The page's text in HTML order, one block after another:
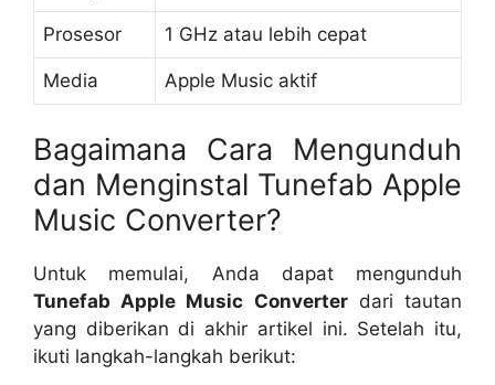
Prosesor 1 GHz atau lebih cepat
Media Apple Music aktif
Bagaimana Cara Mengunduh
dan Menginstal Tunefab Apple
Music Converter?
Untuk memulai, Anda dapat mengunduh
Tunefab Apple Music Converterdari tautan
yang diberikan di akhir artikel ini. Setelah itu,
ikuti langkah-langkah berikut: